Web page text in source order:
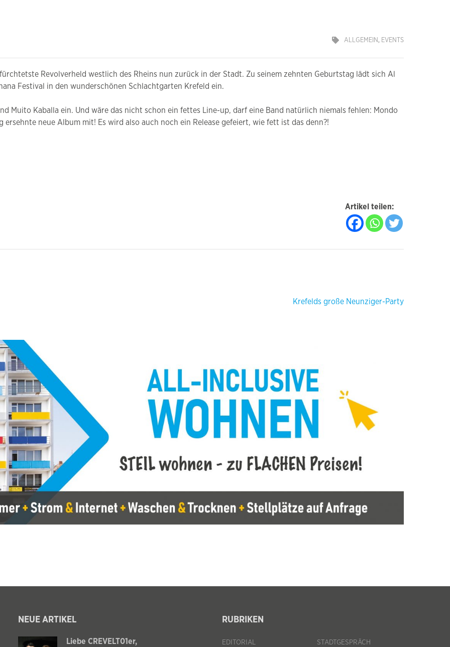
ALLGEMEIN, EVENTS
Revolverheld westlich des Rheins nun zurück in der Stadt. Zu seinem zehnten Geburtstag lädt sich Al
Festival in den wunderschönen Schlachtgarten Krefeld ein.
Muito Kaballa ein. Und wäre das nicht schon ein fettes Line-up, darf eine Band natürlich niemals fehlen: Mondo
neue Album mit! Es wird also auch noch ein Release gefeiert, wie fett ist das denn?!
Artikel teilen:
Krefelds große Neunziger-Party
NEUE ARTIKEL
Liebe CREVELT01er,
RUBRIKEN
EDITORIAL STADTGESPRÄCH